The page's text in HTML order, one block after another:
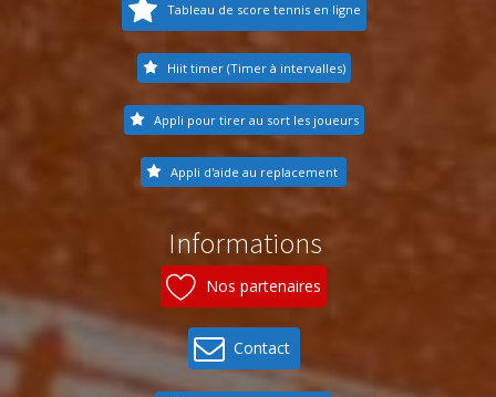
Tableau de score tennis en ligne
Hiit timer (Timer à intervalles)
Appli pour tirer au sort les joueurs
Appli d'aide au replacement
Informations
Nos partenaires
Contact